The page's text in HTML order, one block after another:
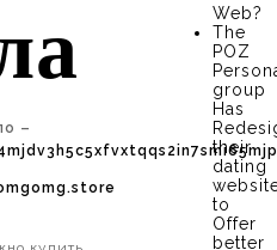
–
Web?
The
POZ
group
Has
their
dating
to
Offer
better